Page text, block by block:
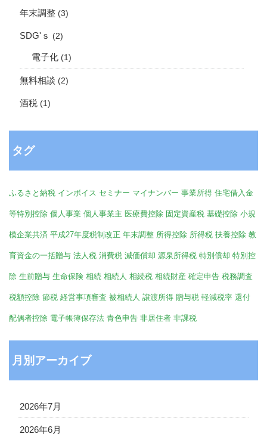
年末調整 (3)
SDG'ｓ (2)
電子化 (1)
無料相談 (2)
酒税 (1)
タグ
ふるさと納税 インボイス セミナー マイナンバー 事業所得 住宅借入金
等特別控除 個人事業 個人事業主 医療費控除 固定資産税 基礎控除 小規
模企業共済 平成27年度税制改正 年末調整 所得控除 所得税 扶養控除 教
育資金の一括贈与 法人税 消費税 減価償却 源泉所得税 特別償却 特別控
除 生前贈与 生命保険 相続 相続人 相続税 相続財産 確定申告 税務調査
税額控除 節税 経営事項審査 被相続人 譲渡所得 贈与税 軽減税率 還付
配偶者控除 電子帳簿保存法 青色申告 非居住者 非課税
月別アーカイブ
2026年7月
2026年6月